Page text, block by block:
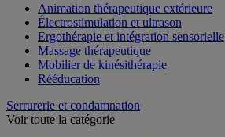
Animation thérapeutique extérieure
Électrostimulation et ultrason
Ergothérapie et intégration sensorielle
Massage thérapeutique
Mobilier de kinésithérapie
Rééducation
Serrurerie et condamnation
Voir toute la catégorie